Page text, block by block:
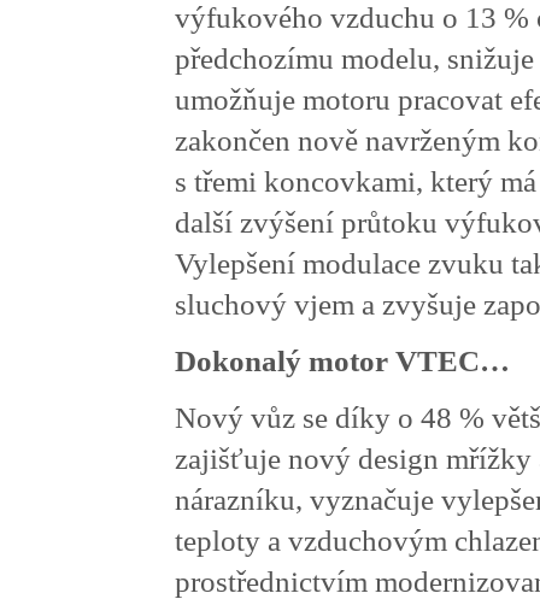
výfukového vzduchu o 13 %
předchozímu modelu,
umožňuje motoru pracovat
zakončen nově navrženým
s třemi koncovkami, který
další zvýšení průtoku
Vylepšení modulace zvuku
sluchový vjem a zvyšuje
Dokonalý motor VTEC…
Nový vůz se díky o 48 %
zajišťuje nový design mřížky
nárazníku, vyznačuje
teploty a vzduchovým
prostřednictvím